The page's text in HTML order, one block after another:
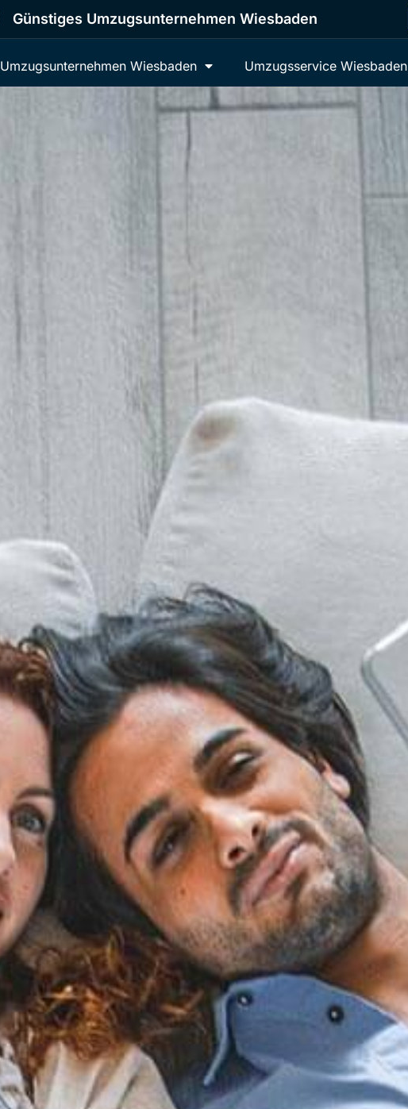
Günstiges Umzugsunternehmen Wiesbaden
Umzugsunternehmen Wiesbaden Umzugsservice Wiesbaden